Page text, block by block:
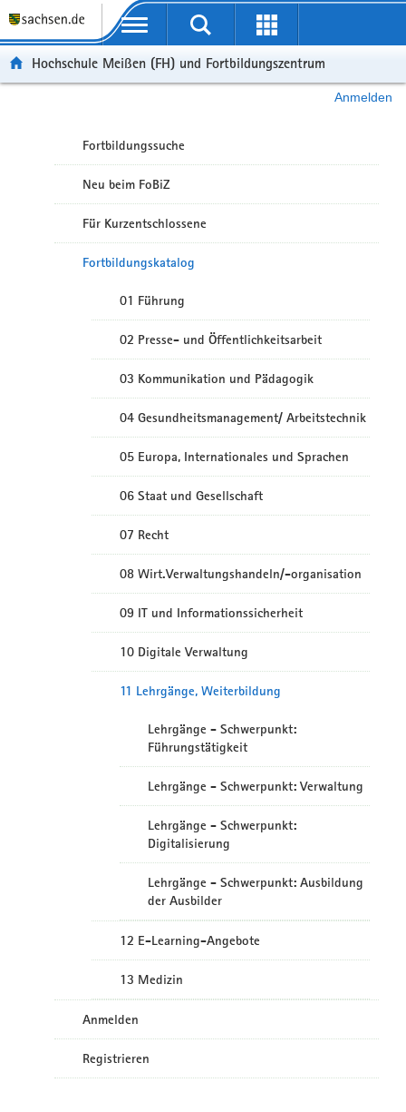
Portalübergreifende Navigation
Hochschule Meißen (FH) und Fortbildungszentrum
Anmelden
Fortbildungssuche
Neu beim FoBiZ
Für Kurzentschlossene
Fortbildungskatalog
01 Führung
02 Presse- und Öffentlichkeitsarbeit
03 Kommunikation und Pädagogik
04 Gesundheitsmanagement/ Arbeitstechnik
05 Europa, Internationales und Sprachen
06 Staat und Gesellschaft
07 Recht
08 Wirt.Verwaltungshandeln/-organisation
09 IT und Informationssicherheit
10 Digitale Verwaltung
11 Lehrgänge, Weiterbildung
Lehrgänge - Schwerpunkt:
Führungstätigkeit
Lehrgänge - Schwerpunkt: Verwaltung
Lehrgänge - Schwerpunkt:
Digitalisierung
Lehrgänge - Schwerpunkt: Ausbildung
der Ausbilder
12 E-Learning-Angebote
13 Medizin
Anmelden
Registrieren